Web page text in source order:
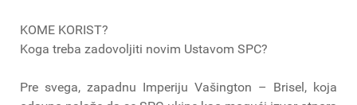
KOME KORIST?
Koga treba zadovoljiti novim Ustavom SPC?
Pre svega, zapadnu Imperiju Vašington – Brisel, koja